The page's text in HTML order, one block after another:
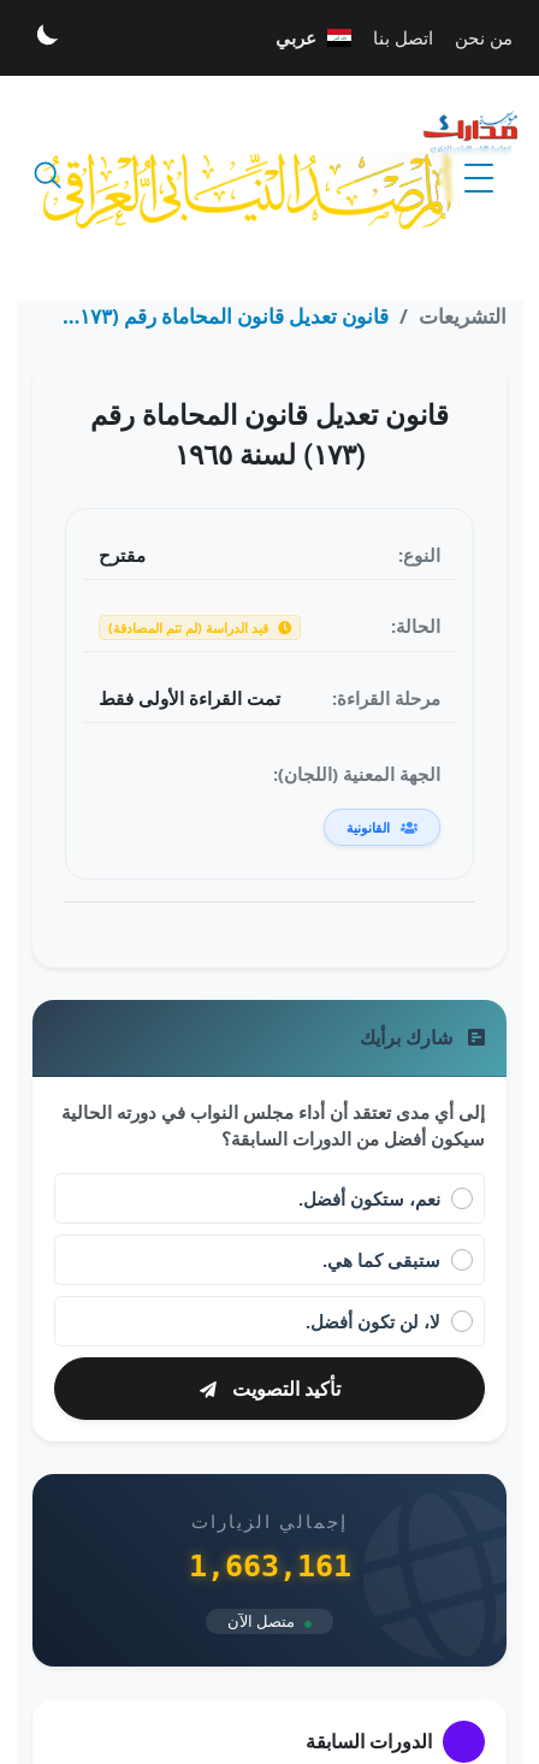
من نحن اتصل بنا الله أكبر عربي
التشريعات قانون تعديل قانون المحاماة رقم (١٧٣) لسنة ١٩٦٥
قانون تعديل قانون المحاماة رقم
(١٧٣) لسنة ١٩٦٥
النوع: مقترح
الحالة: قيد الدراسة (لم تتم المصادقة)
مرحلة القراءة: تمت القراءة الأولى فقط
الجهة المعنية (اللجان):
القانونية
شارك برأيك
إلى أي مدى تعتقد أن أداء مجلس النواب في دورته الحالية
سيكون أفضل من الدورات السابقة؟
نعم، ستكون أفضل.
ستبقى كما هي.
لا، لن تكون أفضل.
تأكيد التصويت
إجمالي الزيارات
1,663,161
متصل الآن
الدورات السابقة